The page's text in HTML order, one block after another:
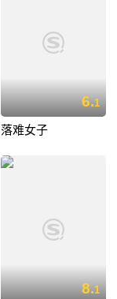
6.1
落难女子
8.1